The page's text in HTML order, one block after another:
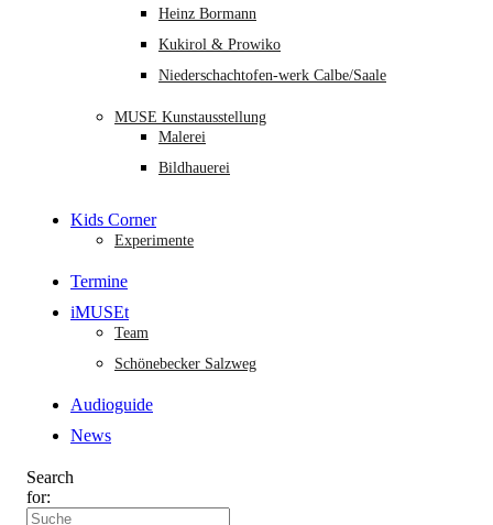
Heinz Bormann
Kukirol & Prowiko
Niederschachtofen-werk Calbe/Saale
MUSE Kunstausstellung
Malerei
Bildhauerei
Kids Corner
Experimente
Termine
iMUSEt
Team
Schönebecker Salzweg
Audioguide
News
Search
for: